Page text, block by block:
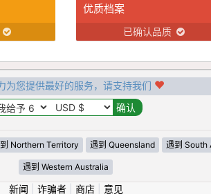
优质档案
已确认品质
为您提供最好的服务，请支持我们
Northern Territory 遇到 Queensland 遇到 South
遇到 Western Australia
新闻 诈骗者| 商店| 意见